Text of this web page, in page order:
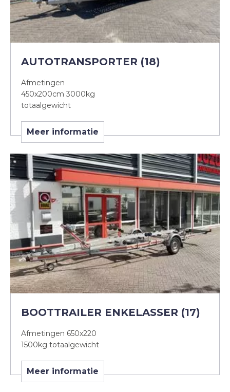
AUTOTRANSPORTER (18)
Afmetingen
450x200cm 3000kg
totaalgewicht
Meer informatie
BOOTTRAILER ENKELASSER (17)
Afmetingen 650x220
1500kg totaalgewicht
Meer informatie